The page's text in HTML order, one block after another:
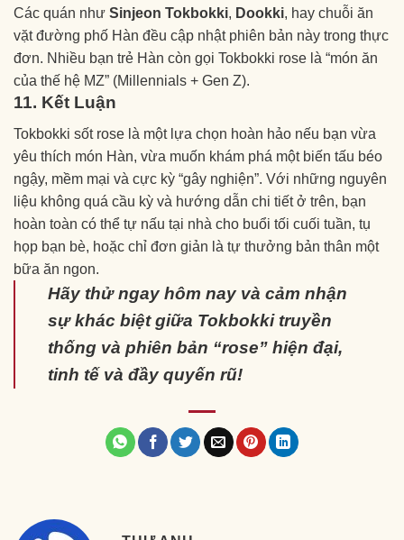
Các quán như Sinjeon Tokbokki, Dookki, hay chuỗi ăn
vặt đường phố Hàn đều cập nhật phiên bản này trong thực
đơn. Nhiều bạn trẻ Hàn còn gọi Tokbokki rose là “món ăn
của thế hệ MZ” (Millennials + Gen Z).
11. Kết Luận
Tokbokki sốt rose là một lựa chọn hoàn hảo nếu bạn vừa
yêu thích món Hàn, vừa muốn khám phá một biến tấu béo
ngậy, mềm mại và cực kỳ “gây nghiện”. Với những nguyên
liệu không quá cầu kỳ và hướng dẫn chi tiết ở trên, bạn
hoàn toàn có thể tự nấu tại nhà cho buổi tối cuối tuần, tụ
họp bạn bè, hoặc chỉ đơn giản là tự thưởng bản thân một
bữa ăn ngon.
Hãy thử ngay hôm nay và cảm nhận
sự khác biệt giữa Tokbokki truyền
thống và phiên bản “rose” hiện đại,
tinh tế và đầy quyến rũ!